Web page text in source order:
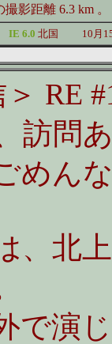
影距離 6.3 km 。
IE 6.0 北国 10月
RE
訪問
めん
、北
で演